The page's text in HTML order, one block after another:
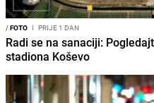
/FOTO I PRIJE 1 DAN
Radi se na sanaciji:
stadiona Koševo